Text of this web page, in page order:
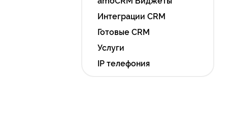
Интеграции CRM
Готовые CRM
Услуги
IP телефония